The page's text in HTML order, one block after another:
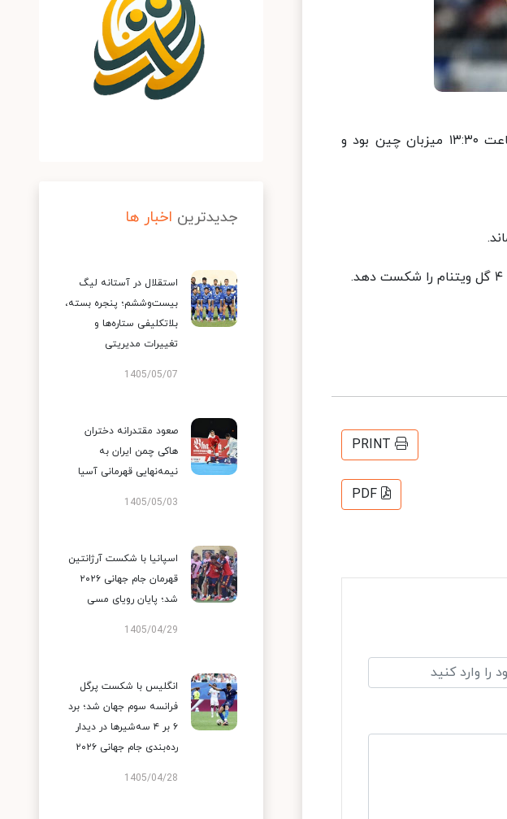
در ادامه بازی‌های گروه دوم مقدماتی جام جهانی در قاره آسیا، تیم ملی فوتبال ژاپن از ساعت ۱۳:۳۰ میزبان چین بود و
PRINT
PDF
جدیدترین اخبار ها
استقلال در آستانه لیگ
بیست‌وششم؛ پنجره بسته،
بلاتکلیفی ستاره‌ها و
تغییرات مدیریتی
1405/05/07
صعود مقتدرانه دختران
هاکی چمن ایران به
نیمه‌نهایی قهرمانی آسیا
1405/05/03
اسپانیا با شکست آرژانتین
قهرمان جام جهانی ۲۰۲۶
شد؛ پایان رویای مسی
1405/04/29
انگلیس با شکست پرگل
فرانسه سوم جهان شد؛ برد
۶ بر ۴ سه‌شیرها در دیدار
رده‌بندی جام جهانی ۲۰۲۶
1405/04/28